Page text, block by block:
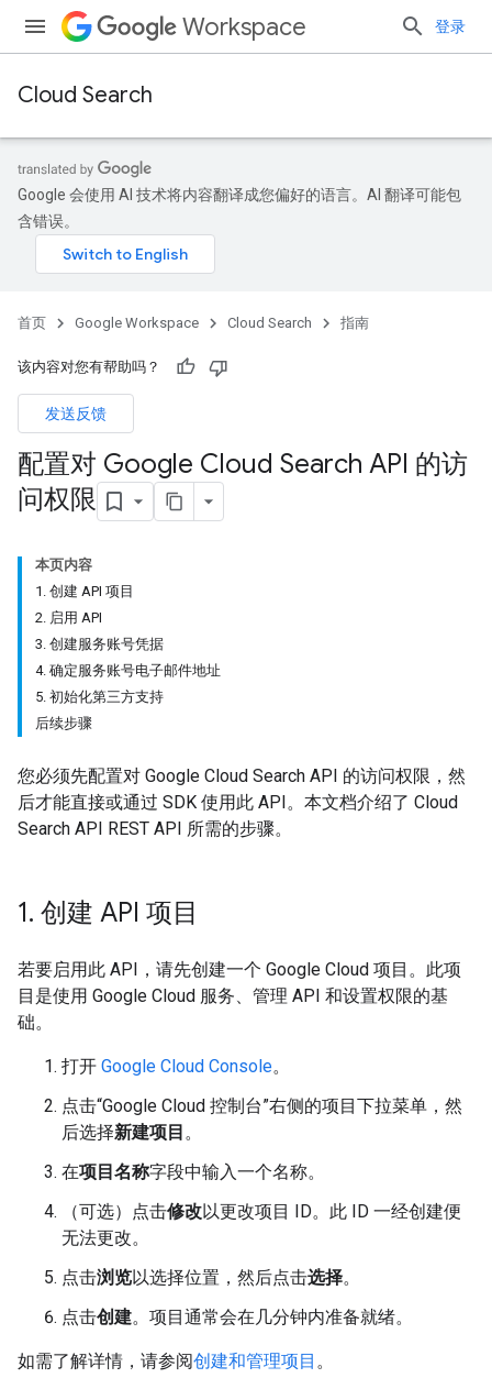
Workspace 登录
Cloud Search
Google 会使用 AI 技术将内容翻译成您偏好的语言。AI 翻译可能包
含错误。
首页 Google Workspace Cloud Search 指南
该内容对您有帮助吗？
发送反馈
配置对 Google Cloud Search API 的访
问权限
本页内容
1. 创建 API 项目
2. 启用 API
3. 创建服务账号凭据
4. 确定服务账号电子邮件地址
5. 初始化第三方支持
后续步骤
您必须先配置对 Google Cloud Search API 的访问权限，然
后才能直接或通过 SDK 使用此 API。本文档介绍了 Cloud
Search API REST API 所需的步骤。
1. 创建 API 项目
若要启用此 API，请先创建一个 Google Cloud 项目。此项
目是使用 Google Cloud 服务、管理 API 和设置权限的基
础。
打开 Google Cloud Console。
点击“Google Cloud 控制台”右侧的项目下拉菜单，然
后选择新建项目。
在项目名称字段中输入一个名称。
（可选）点击修改以更改项目 ID。此 ID 一经创建便
无法更改。
点击浏览以选择位置，然后点击选择。
点击创建。项目通常会在几分钟内准备就绪。
如需了解详情，请参阅创建和管理项目 。